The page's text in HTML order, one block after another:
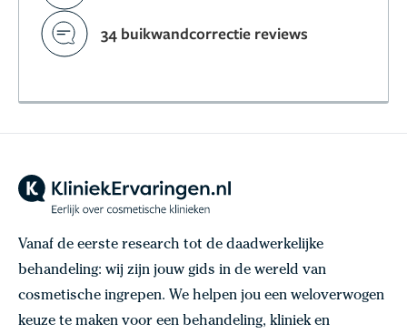
34 buikwandcorrectie reviews
Vanaf de eerste research tot de daadwerkelijke
behandeling: wij zijn jouw gids in de wereld van
cosmetische ingrepen. We helpen jou een weloverwogen
keuze te maken voor een behandeling, kliniek en